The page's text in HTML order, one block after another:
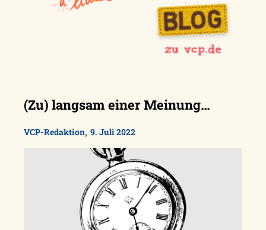
(Zu) langsam einer Meinung…
VCP-Redaktion, 9. Juli 2022